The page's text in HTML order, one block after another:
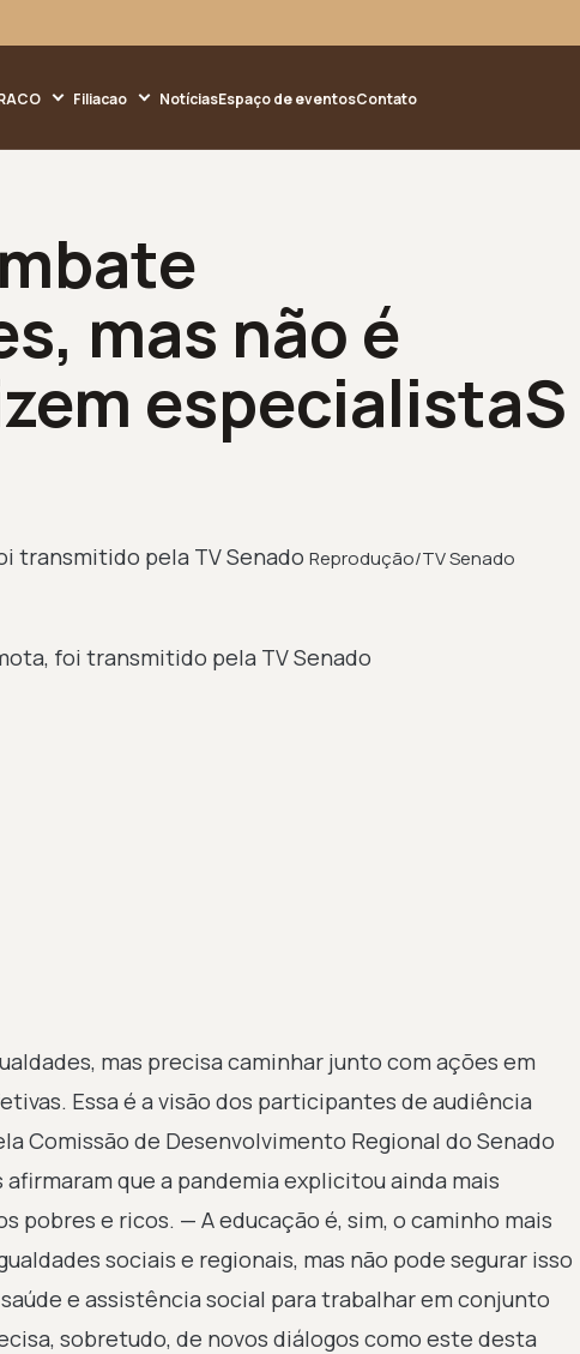
Filiacao NotíciasEspaço de eventosContato
mas não é
especialistaS
transmitido pela TV Senado Reprodução/TV Senado
mas precisa caminhar junto com ações em
Essa é a visão dos participantes de audiência
Comissão de Desenvolvimento Regional do Senado
que a pandemia explicitou ainda mais
pobres e ricos. — A educação é, sim, o caminho mais
sociais e regionais, mas não pode segurar isso
e assistência social para trabalhar em conjunto
sobretudo, de novos diálogos como este desta